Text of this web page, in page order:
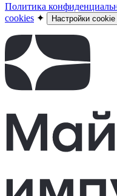
Политика
cookies ✦ Настройки cookie